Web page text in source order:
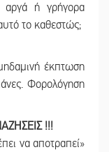
αργά ή γρήγορα
το καθεστώς;
έκπτωση
Φορολόγηση
!!!
να αποτραπεί»